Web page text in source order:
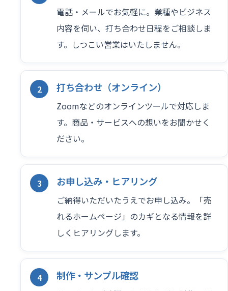
電話・メールでお気軽に。業種やビジネス
内容を伺い、打ち合わせ日程をご相談しま
す。しつこい営業はいたしません。
打ち合わせ（オンライン）
Zoomなどのオンラインツールで対応しま
す。商品・サービスへの想いをお聞かせく
ださい。
お申し込み・ヒアリング
ご納得いただいたうえでお申し込み。「売
れるホームページ」のカギとなる情報を詳
しくヒアリングします。
制作・サンプル確認